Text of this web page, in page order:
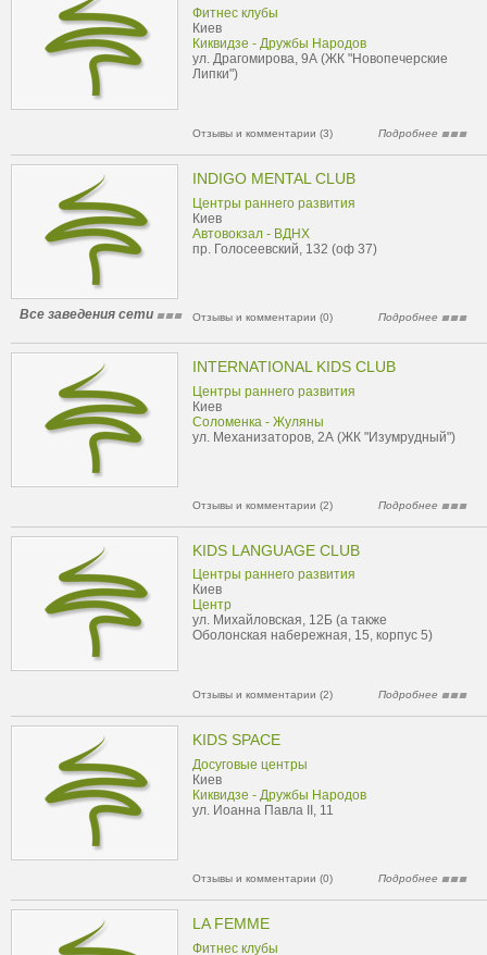
Фитнес клубы
Киев
Киквидзе - Дружбы Народов
ул. Драгомирова, 9А (ЖК "Новопечерские
Липки")
Отзывы и комментарии (3) Подробнее
INDIGO MENTAL CLUB
Центры раннего развития
Киев
Автовокзал - ВДНХ
пр. Голосеевский, 132 (оф 37)
Все заведения сети Отзывы и комментарии (0) Подробнее
INTERNATIONAL KIDS CLUB
Центры раннего развития
Киев
Соломенка - Жуляны
ул. Механизаторов, 2А (ЖК "Изумрудный")
Отзывы и комментарии (2) Подробнее
KIDS LANGUAGE CLUB
Центры раннего развития
Киев
Центр
ул. Михайловская, 12Б (а также
Оболонская набережная, 15, корпус 5)
Отзывы и комментарии (2) Подробнее
KIDS SPACE
Досуговые центры
Киев
Киквидзе - Дружбы Народов
ул. Иоанна Павла II, 11
Отзывы и комментарии (0) Подробнее
LA FEMME
Фитнес клубы